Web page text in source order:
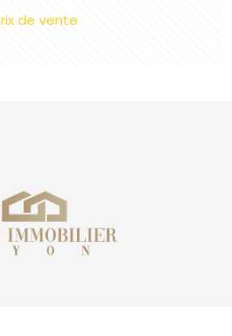
de vente